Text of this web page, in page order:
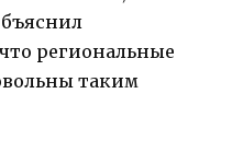
региональные
таким